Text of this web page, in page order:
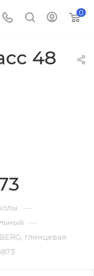
0
48
—
—
глянцевая